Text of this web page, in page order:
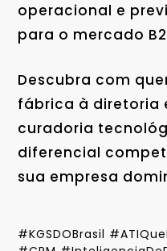
operacional e
para o mercado
Descubra com
fábrica à diretoria
curadoria
diferencial
sua empresa
#KGSDOBrasil